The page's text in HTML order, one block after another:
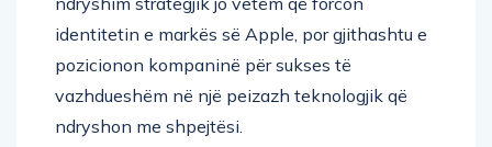
identitetin e markës së Apple, por gjithashtu e
pozicionon kompaninë për sukses të
vazhdueshëm në një peizazh teknologjik që
ndryshon me shpejtësi.